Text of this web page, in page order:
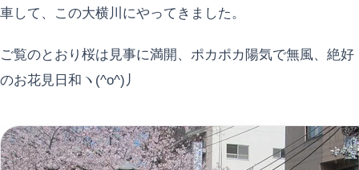
車して、この大横川にやってきました。
ご覧のとおり桜は見事に満開、ポカポカ陽気で無風、絶好
のお花見日和ヽ(^o^)丿